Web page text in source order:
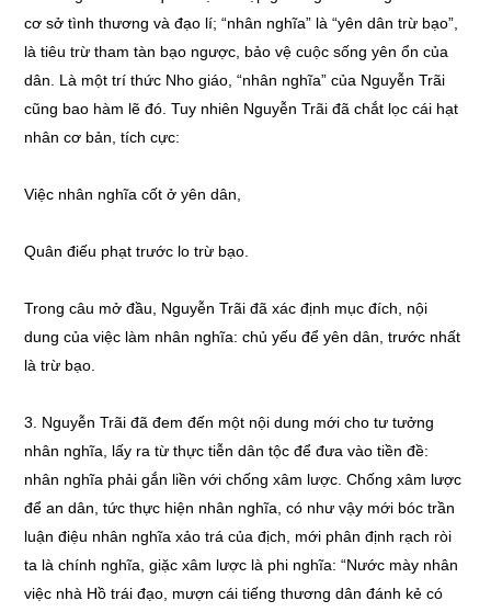
cơ sở tình thương và đạo lí; “nhân nghĩa” là “yên dân trừ bạo”,
là tiêu trừ tham tàn bạo ngược, bảo vệ cuộc sống yên ổn của
dân. Là một trí thức Nho giáo, “nhân nghĩa” của Nguyễn Trãi
cũng bao hàm lẽ đó. Tuy nhiên Nguyễn Trãi đã chắt lọc cái hạt
nhân cơ bản, tích cực:
Việc nhân nghĩa cốt ở yên dân,
Quân điếu phạt trước lo trừ bạo.
Trong câu mở đầu, Nguyễn Trãi đã xác định mục đích, nội
dung của việc làm nhân nghĩa: chủ yếu để yên dân, trước nhất
là trừ bạo.
3. Nguyễn Trãi đã đem đến một nội dung mới cho tư tưởng
nhân nghĩa, lấy ra từ thực tiễn dân tộc để đưa vào tiền đề:
nhân nghĩa phải gắn liền với chống xâm lược. Chống xâm lược
để an dân, tức thực hiện nhân nghĩa, có như vậy mới bóc trần
luận điệu nhân nghĩa xảo trá của địch, mới phân định rạch ròi
ta là chính nghĩa, giặc xâm lược là phi nghĩa: “Nước mày nhân
việc nhà Hồ trái đạo, mượn cái tiếng thương dân đánh kẻ có